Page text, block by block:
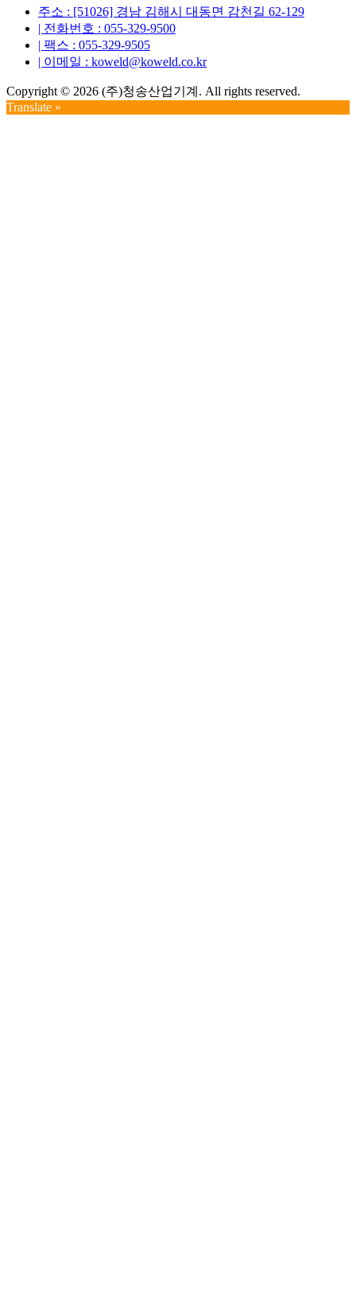
주소 : [51026] 경남 김해시 대동면 감천길 62-129
| 전화번호 : 055-329-9500
| 팩스 : 055-329-9505
| 이메일 : koweld@koweld.co.kr
Copyright © 2026 (주)청송산업기계. All rights reserved.
Translate »